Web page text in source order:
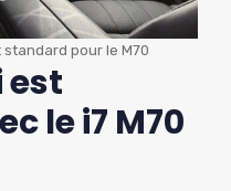
standard pour le M70
est
le i7 M70